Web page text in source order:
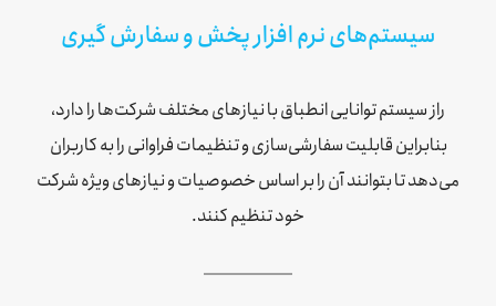
سیستم‌های نرم افزار پخش و سفارش گیری
راز سیستم توانایی انطباق با نیازهای مختلف شرکت‌ها را دارد،
بنابراین قابلیت سفارشی‌سازی و تنظیمات فراوانی را به کاربران
می‌دهد تا بتوانند آن را بر اساس خصوصیات و نیازهای ویژه شرکت
خود تنظیم کنند.